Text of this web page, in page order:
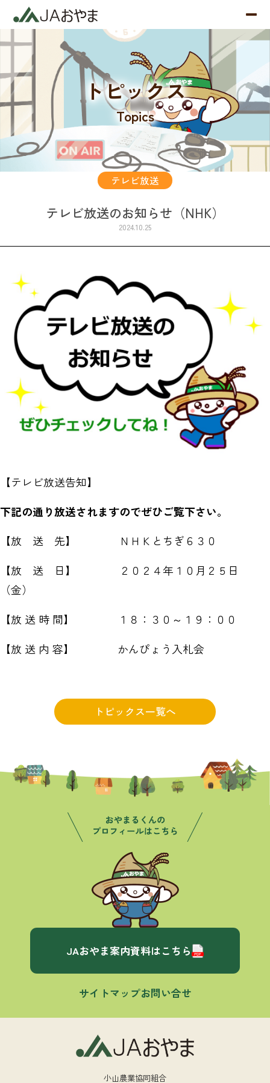
トピックス
Topics
テレビ放送
テレビ放送のお知らせ（NHK）
2024.10.25
【テレビ放送告知】
下記の通り放送されますのでぜひご覧下さい。
【放 送 先】 ＮＨＫとちぎ６３０
【放 送 日】 ２０２４年１０月２５日
（金）
【放 送 時 間】 １８：３０～１９：００
【放 送 内 容】 かんぴょう入札会
トピックス一覧へ
JAおやま案内資料はこちら
サイトマップお問い合せ
小山農業協同組合